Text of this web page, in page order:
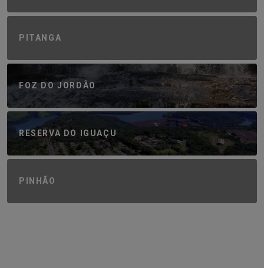
PITANGA
FOZ DO JORDÃO
RESERVA DO IGUAÇU
PINHÃO